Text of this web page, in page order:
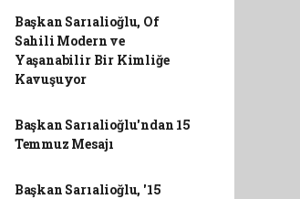
Başkan Sarıalioğlu, Of
Sahili Modern ve
Yaşanabilir Bir Kimliğe
Kavuşuyor
Başkan Sarıalioğlu'ndan 15
Temmuz Mesajı
Başkan Sarıalioğlu, '15